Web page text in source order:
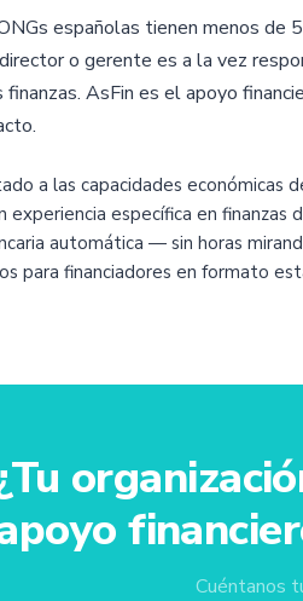
españolas tienen menos de
o gerente es a la vez
finanzas. AsFin es el apoyo
a las capacidades económicas
experiencia específica en finanzas
automática — sin horas
para financiadores en formato
Cuéntanos